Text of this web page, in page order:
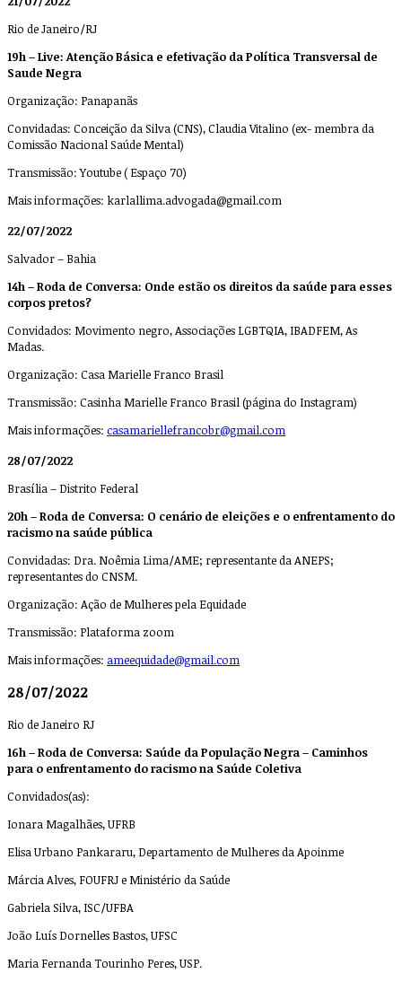
Rio de Janeiro/RJ
19h – Live: Atenção Básica e efetivação da Política Transversal de
Saude Negra
Organização: Panapanãs
Convidadas: Conceição da Silva (CNS), Claudia Vitalino (ex- membra da
Comissão Nacional Saúde Mental)
Transmissão: Youtube ( Espaço 70)
Mais informações: karlallima.advogada@gmail.com
22/07/2022
Salvador – Bahia
14h – Roda de Conversa: Onde estão os direitos da saúde para esses
corpos pretos?
Convidados: Movimento negro, Associações LGBTQIA, IBADFEM, As
Madas.
Organização: Casa Marielle Franco Brasil
Transmissão: Casinha Marielle Franco Brasil (página do Instagram)
Mais informações: casamariellefrancobr@gmail.com
28/07/2022
Brasília – Distrito Federal
20h – Roda de Conversa: O cenário de eleições e o enfrentamento do
racismo na saúde pública
Convidadas: Dra. Noêmia Lima/AME; representante da ANEPS;
representantes do CNSM.
Organização: Ação de Mulheres pela Equidade
Transmissão: Plataforma zoom
Mais informações: ameequidade@gmail.com
28/07/2022
Rio de Janeiro RJ
16h – Roda de Conversa: Saúde da População Negra – Caminhos
para o enfrentamento do racismo na Saúde Coletiva
Convidados(as):
Ionara Magalhães, UFRB
Elisa Urbano Pankararu, Departamento de Mulheres da Apoinme
Márcia Alves, FOUFRJ e Ministério da Saúde
Gabriela Silva, ISC/UFBA
João Luís Dornelles Bastos, UFSC
Maria Fernanda Tourinho Peres, USP.